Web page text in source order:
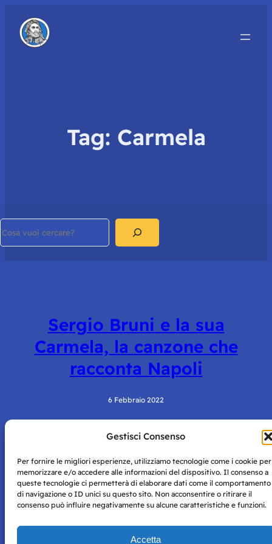
Gestisci Consenso
Per fornire le migliori esperienze, utilizziamo tecnologie come i cookie per
memorizzare e/o accedere alle informazioni del dispositivo. Il consenso a
queste tecnologie ci permetterà di elaborare dati come il comportamento
di navigazione o ID unici su questo sito. Non acconsentire o ritirare il
consenso può influire negativamente su alcune caratteristiche e funzioni.
Accetta
Tag: Carmela
Sergio Bruni e la sua
Carmela, la canzone che
racconta Napoli
6 Febbraio 2022
Napoli con autorizzazione numero 38 del 25/9/2019.
Tutte le immagini e i contenuti su questo sito sono forniti